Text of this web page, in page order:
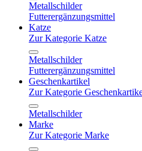
Metallschilder
Futterergänzungsmittel
Katze
Zur Kategorie Katze
Metallschilder
Futterergänzungsmittel
Geschenkartikel
Zur Kategorie
Metallschilder
Marke
Zur Kategorie Marke